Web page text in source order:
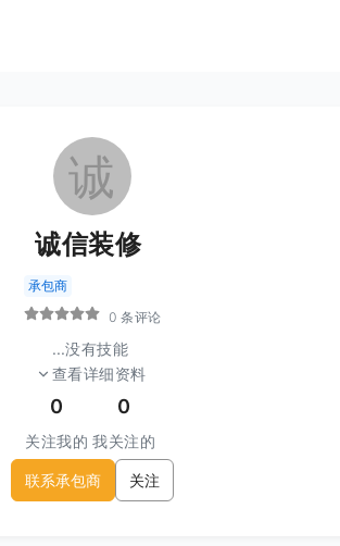
诚
诚信装修
承包商
0 条评论
...没有技能
查看详细资料
0
关注我的
0
我关注的
联系承包商 关注